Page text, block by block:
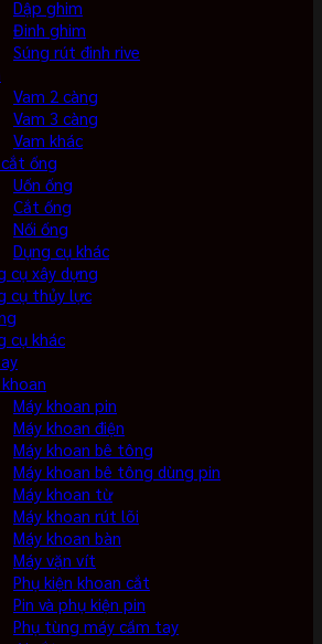
Dập ghim
Đinh ghim
Súng rút đinh rive
Vam 2 càng
Vam 3 càng
Vam khác
ống
Uốn ống
Cắt ống
Nối ống
Dụng cụ khác
cụ xây dựng
cụ thủy lực
cụ khác
Máy khoan pin
Máy khoan điện
Máy khoan bê tông
Máy khoan bê tông dùng pin
Máy khoan từ
Máy khoan rút lõi
Máy khoan bàn
Máy vặn vít
Phụ kiện khoan cắt
Pin và phụ kiện pin
Phụ tùng máy cầm tay